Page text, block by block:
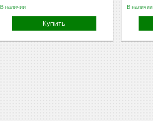
В наличии
Купить
В наличии